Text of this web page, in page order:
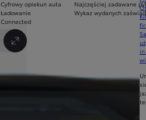
Cyfrowy opiekun auta
Ładowanie
Connected
Najczęściej zadawane
Wykaz wydanych
Przełącz tryb pełnoekranowy